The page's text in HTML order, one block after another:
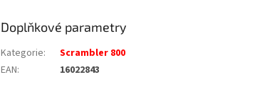
Doplňkové parametry
Kategorie:
Scrambler 800
EAN: 16022843